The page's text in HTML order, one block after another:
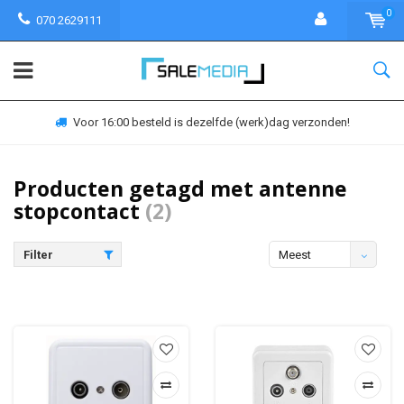
070 2629111
0
Voor 16:00 besteld is dezelfde (werk)dag verzonden!
Producten getagd met antenne
stopcontact(2)
Filter
Meest